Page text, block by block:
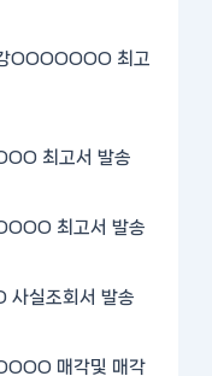
OOOOOOO 최고
최고서 발송
최고서 발송
실조회서 발송
매각및 매각